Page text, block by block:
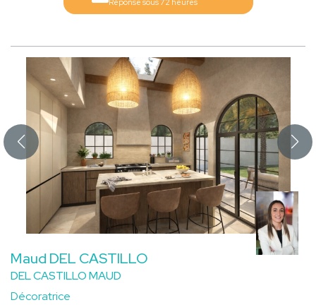
Réponse sous 72 heures
Maud DEL CASTILLO
DEL CASTILLO MAUD
Décoratrice